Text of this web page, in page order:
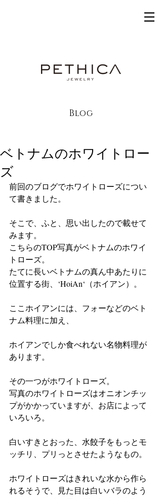
Blog
ベトナムのホワイトロー
ズ
前回のブログでホワイトローズについ
て書きました。
そこで、ふと、思い出したので載せて
みます。
こちらのTOP写真がベトナムのホワイ
トローズ。
たてに長いベトナムの真ん中あたりに
位置する街、‘HoiAn‘（ホイアン）。
ここホイアンには、フォーなどのベト
ナム料理に加え、
ホイアンでしか食べれない名物料理が
あります。
その一つがホワイトローズ。
写真のホワイトローズはオニオンチッ
プがかかっていますが、お店によって
いろいろ。
白いすきとおった、水餃子をもっとモ
ッチリ、プリっとさせたようなもの。
ホワイトローズはきれいな水から作ら
れるそうで、見た目は白いバラのよう